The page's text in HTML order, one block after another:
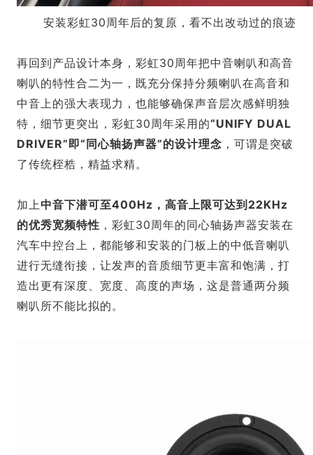
安装彩虹30周年后的复原，看不出改动过的痕迹
再回到产品设计本身，彩虹30周年把中音喇叭和高音
喇叭的特性合二为一，既充分保持分频喇叭在高音和
中音上的强大表现力，也能够确保声音层次感鲜明独
特，细节更突出，彩虹30周年采用的“UNIFY DUAL
DRIVER”即“同心轴扬声器”的设计理念 ，可谓是突破
了传统桎梏，精益求精。
加上 中音下潜可至400Hz，高音上限可达到22KHz
的优秀宽频特性 ，彩虹30周年的同心轴扬声器安装在
汽车中控台上，都能够和安装的门板上的中低音喇叭
进行无缝衔接，让发声的音质细节更丰富和饱满，打
造出更有深度、宽度、高度的声场，这是普通两分频
喇叭所不能比拟的。